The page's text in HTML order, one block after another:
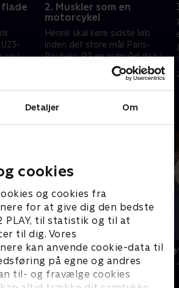
Detaljer Om
cookies
og cookies fra
for at give dig den bedste
PLAY, til statistik og til at
til dig. Vores
kan anvende cookie-data til
på egne og andres
til- og fravælge cookies
flade
op i
dybe
2. Muskler som en
motorcykel
Henrik skal køre sidste løb
inden det store mål Paris-
Roubaix. På en regnvåd dag i
marts skal han måle sig mod
rytterne i den bedste danske
klasse
Jul på
2020 • Livsstil •